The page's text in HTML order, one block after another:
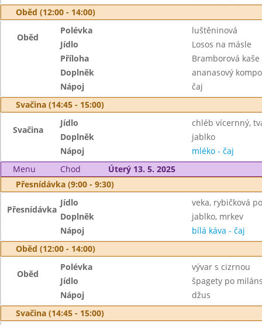
Oběd (12:00 - 14:00)
Oběd
Polévka
luštěninová
Jídlo
Losos na másle
Příloha
Bramborová kaše
Doplněk
ananasový
Nápoj
čaj
Svačina (14:45 - 15:00)
Svačina
Jídlo
chléb vícernný,
Doplněk
jablko
Nápoj
mléko - čaj
Menu
Chod
Úterý 13. 5. 2025
Přesnídávka (9:00 - 9:30)
Přesnídávka
Jídlo
veka, rybičková
Doplněk
jablko, mrkev
Nápoj
bílá káva - čaj
Oběd (12:00 - 14:00)
Oběd
Polévka
vývar s cizrnou
Jídlo
špagety po
Nápoj
džus
Svačina (14:45 - 15:00)